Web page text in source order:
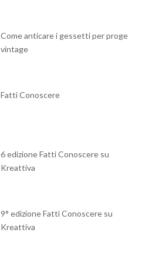
Come anticare i gessetti per progetti
vintage
Fatti Conoscere
6 edizione Fatti Conoscere su
Kreattiva
9° edizione Fatti Conoscere su
Kreattiva